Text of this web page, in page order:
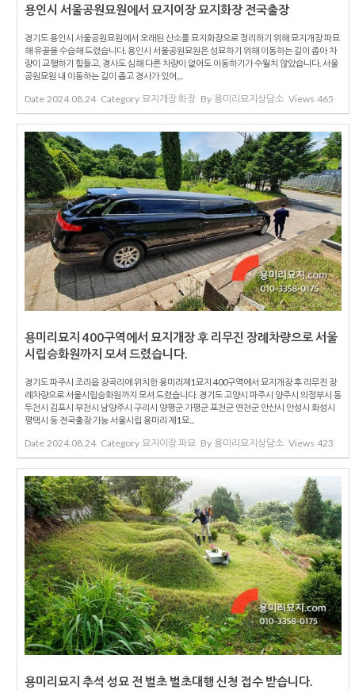
용인시 서울공원묘원에서 묘지이장 묘지화장 전국출장
경기도 용인시 서울공원묘원에서 오래된 산소를 묘지화장으로 정리하기 위해 묘지개장 파묘
해 유골을 수습해 드렸습니다. 용인시 서울공원묘원은 성묘하기 위해 이동하는 길이 좁아 차
량이 교행하기 힘들고, 경사도 심해 다른 차량이 없어도 이동하기가 수월치 않았습니다. 서울
공원묘원 내 이동하는 길이 좁고 경사가 있어,...
Date 2024.08.24 Category 묘지개장 화장 By 용미리묘지상담소 Views 465
용미리묘지 400구역에서 묘지개장 후 리무진 장례차량으로 서울
시립승화원까지 모셔 드렸습니다.
경기도 파주시 조리읍 장곡리에 위치한 용미리제1묘지 400구역에서 묘지개장 후 리무진 장
례차량으로 서울시립승화원까지 모셔 드렸습니다. 경기도 고양시 파주시 양주시 의정부시 동
두천시 김포시 부천시 남양주시 구리시 양평군 가평군 포천군 연천군 안산시 안성시 화성시
평택시 등 전국출장 가능 서울시립 용미리 제1묘...
Date 2024.08.24 Category 묘지이장 파묘 By 용미리묘지상담소 Views 423
용미리묘지 추석 성묘 전 벌초 벌초대행 신청 접수 받습니다.